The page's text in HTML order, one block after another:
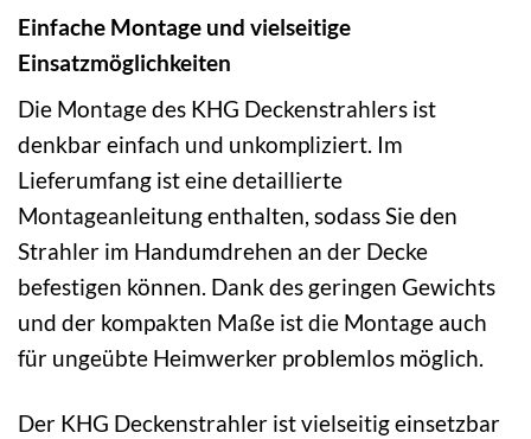
Einfache Montage und vielseitige
Einsatzmöglichkeiten
Die Montage des KHG Deckenstrahlers ist
denkbar einfach und unkompliziert. Im
Lieferumfang ist eine detaillierte
Montageanleitung enthalten, sodass Sie den
Strahler im Handumdrehen an der Decke
befestigen können. Dank des geringen Gewichts
und der kompakten Maße ist die Montage auch
für ungeübte Heimwerker problemlos möglich.
Der KHG Deckenstrahler ist vielseitig einsetzbar